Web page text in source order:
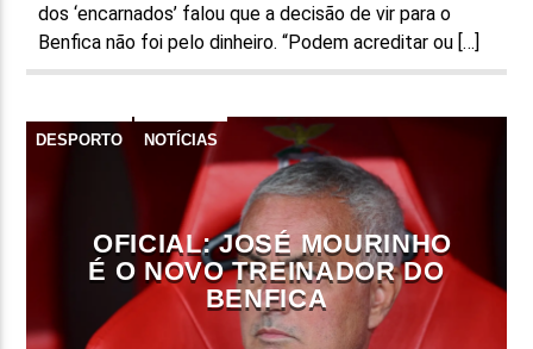
dos ‘encarnados’ falou que a decisão de vir para o
Benfica não foi pelo dinheiro. “Podem acreditar ou […]
DESPORTO NOTÍCIAS
OFICIAL: JOSÉ MOURINHO
É O NOVO TREINADOR DO
BENFICA